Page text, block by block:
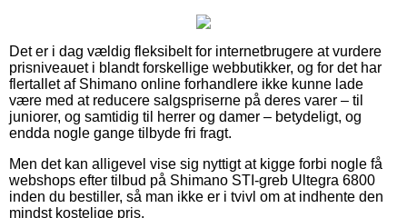
Det er i dag vældig fleksibelt for internetbrugere at vurdere
prisniveauet i blandt forskellige webbutikker, og for det har
flertallet af Shimano online forhandlere ikke kunne lade
være med at reducere salgspriserne på deres varer – til
juniorer, og samtidig til herrer og damer – betydeligt, og
endda nogle gange tilbyde fri fragt.
Men det kan alligevel vise sig nyttigt at kigge forbi nogle få
webshops efter tilbud på Shimano STI-greb Ultegra 6800
inden du bestiller, så man ikke er i tvivl om at indhente den
mindst kostelige pris.